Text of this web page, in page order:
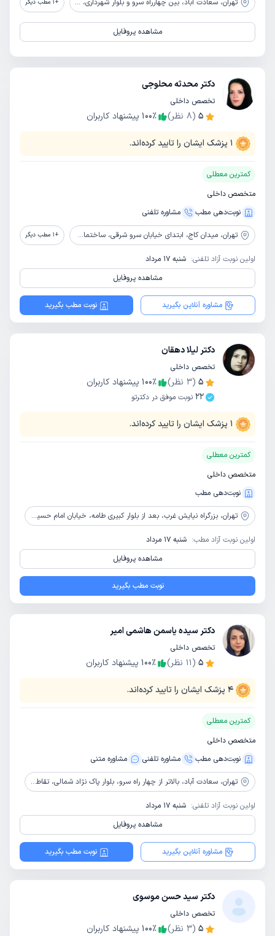
تهران، سعادت آباد، بین چهارراه سرو و بلوار شهرداری، خیابان ریاضی بخشایش، پلاک 4 +
1 مطب دیگر
مشاهده پروفایل
دکتر محدثه محلوجی
تخصص داخلی
5
(
8 نظر) 100٪ پیشنهاد کاربران
1 پزشک ایشان را تایید کرده‌اند.
کمترین معطلی
متخصص داخلی
نوبت‌دهی مطب
مشاوره‌ تلفنی
تهران، میدان کاج، ابتدای خیابان سرو‌ شرقی، ساختمان پزشکان پایدار، طبقه پنجم، واحد501 +
1 مطب دیگر
اولین نوبت آزاد تلفنی: شنبه 17 مرداد
مشاهده پروفایل
مشاوره آنلاین بگیرید نوبت مطب بگیرید
دکتر لیلا دهقان
تخصص داخلی
5
(
3 نظر) 100٪
پیشنهاد کاربران
22 نوبت موفق در دکترتو
1 پزشک ایشان را تایید کرده‌اند.
کمترین معطلی
متخصص داخلی
نوبت‌دهی مطب
تهران، بزرگراه نیایش غرب، بعد از بلوار کبیری طامه، خیابان امام حسین، تقاطع بهار، شماره 17، بیمارستان عرفان نیایش
اولین نوبت آزاد مطب: شنبه 17 مرداد
مشاهده پروفایل
نوبت مطب بگیرید
دکتر سیده یاسمن هاشمی امیر
تخصص داخلی
5
(
11 نظر) 100٪ پیشنهاد کاربران
4 پزشک ایشان را تایید کرده‌اند.
کمترین معطلی
متخصص داخلی
نوبت‌دهی مطب
مشاوره‌ تلفنی مشاوره‌ متنی
تهران، سعادت آباد، بالاتر از چهار راه سرو، بلوار پاک نژاد شمالی، تقاطع یادگار امام خمینی (ره)
اولین نوبت آزاد تلفنی: شنبه 17 مرداد
مشاهده پروفایل
مشاوره آنلاین بگیرید نوبت مطب بگیرید
دکتر سید حسن موسوی
تخصص داخلی
5
(
3 نظر) 100٪ پیشنهاد کاربران